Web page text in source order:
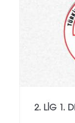
2. LIG 1.